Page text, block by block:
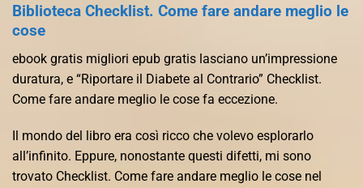
Biblioteca Checklist. Come fare andare meglio le
cose
ebook gratis migliori epub gratis lasciano un’impressione
duratura, e “Riportare il Diabete al Contrario” Checklist.
Come fare andare meglio le cose fa eccezione.
Il mondo del libro era così ricco che volevo esplorarlo
all’infinito. Eppure, nonostante questi difetti, mi sono
trovato Checklist. Come fare andare meglio le cose nel